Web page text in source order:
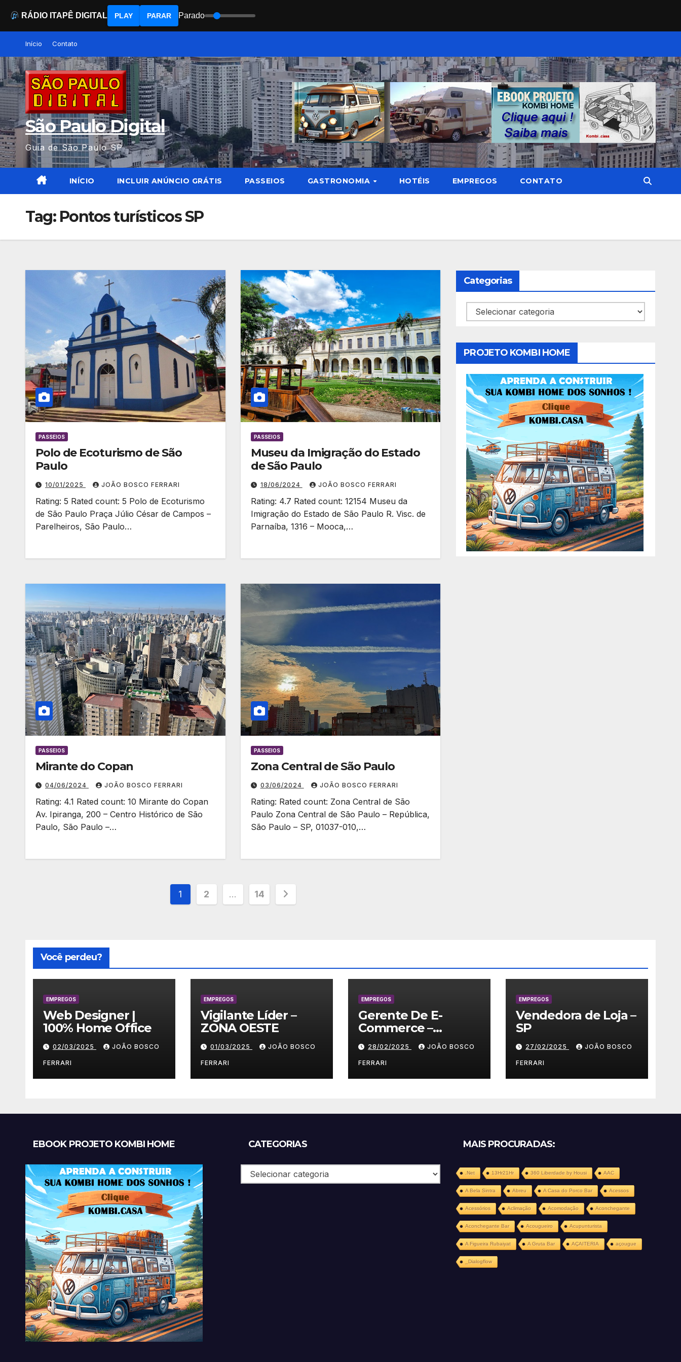
content
Início Contato
São Paulo Digital
Guia de São Paulo SP
INÍCIO INCLUIR ANÚNCIO GRÁTIS PASSEIOS GASTRONOMIA HOTÉIS EMPREGOS CONTATO
Tag: Pontos turísticos SP
PASSEIOS
Polo de Ecoturismo de São
Paulo
10/01/2025 JOÃO BOSCO FERRARI
Rating: 5 Rated count: 5 Polo de Ecoturismo
de São Paulo Praça Júlio César de Campos –
Parelheiros, São Paulo…
PASSEIOS
Museu da Imigração do Estado
de São Paulo
18/06/2024 JOÃO BOSCO FERRARI
Rating: 4.7 Rated count: 12154 Museu da
Imigração do Estado de São Paulo R. Visc. de
Parnaíba, 1316 – Mooca,…
PASSEIOS
Mirante do Copan
04/06/2024 JOÃO BOSCO FERRARI
Rating: 4.1 Rated count: 10 Mirante do Copan
Av. Ipiranga, 200 – Centro Histórico de São
Paulo, São Paulo –…
PASSEIOS
Zona Central de São Paulo
03/06/2024 JOÃO BOSCO FERRARI
Rating: Rated count: Zona Central de São
Paulo Zona Central de São Paulo – República,
São Paulo – SP, 01037-010,…
Paginação
1 2 … 14
Categorias
Categorias
PROJETO KOMBI HOME
Você perdeu?
EMPREGOS
Web Designer |
100% Home Office
02/03/2025 JOÃO BOSCO
FERRARI
EMPREGOS
Vigilante Líder –
ZONA OESTE
01/03/2025 JOÃO BOSCO
FERRARI
EMPREGOS
Gerente De E-
Commerce –
Vestuário/ Moda –
SP28/02/2025 JOÃO BOSCO
FERRARI
EMPREGOS
Vendedora de Loja –
SP
27/02/2025 JOÃO BOSCO
FERRARI
EBOOK PROJETO KOMBI HOME CATEGORIAS
Categorias
MAIS PROCURADAS:
.Net 13Hr21Hr 360 Liberdade by Housi AAC
A Bela Sintra Abreu A Casa do Porco Bar Acessos
Acessórios Aclimação Acomodação Aconchegante
Aconchegante Bar Acougueiro Acupunturista
A Figueira Rubaiyat A Gruta Bar AÇAITERIA açougue
_Dialogflow
RÁDIO ITAPÊ DIGITAL PLAY PARAR Parado